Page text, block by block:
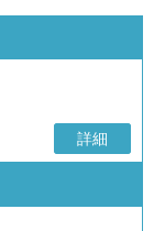
詳細